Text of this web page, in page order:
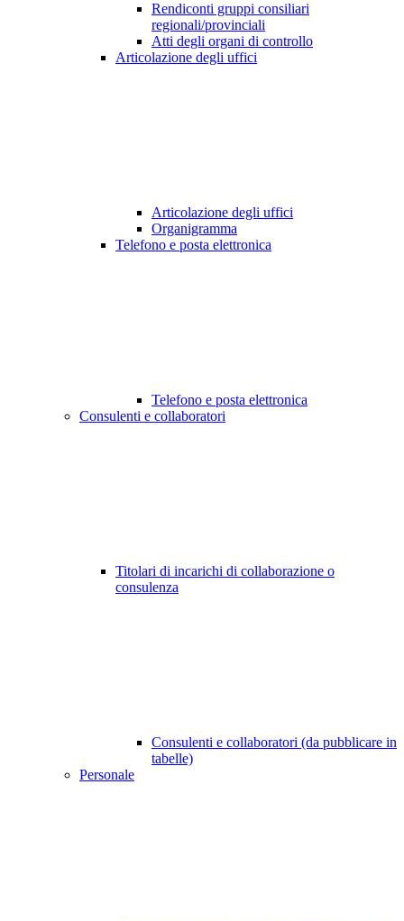
Rendiconti gruppi consiliari
regionali/provinciali
Atti degli organi di controllo
Articolazione degli uffici
Articolazione degli uffici
Organigramma
Telefono e posta elettronica
Telefono e posta elettronica
Consulenti e collaboratori
Titolari di incarichi di collaborazione o
consulenza
Consulenti e collaboratori (da pubblicare in
tabelle)
Personale